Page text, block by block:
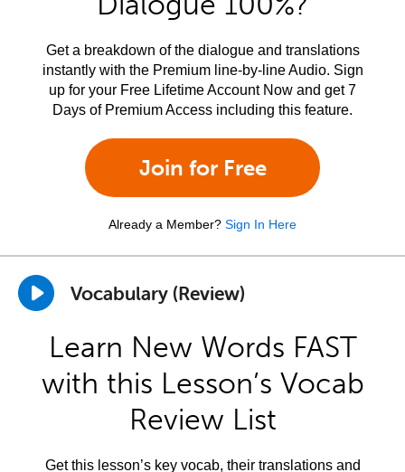
Get a breakdown of the dialogue and translations
instantly with the Premium line-by-line Audio. Sign
up for your Free Lifetime Account Now and get 7
Days of Premium Access including this feature.
Join for Free
Already a Member? Sign In Here
Vocabulary (Review)
Learn New Words FAST
with this Lesson’s Vocab
Review List
Get this lesson’s key vocab, their translations and